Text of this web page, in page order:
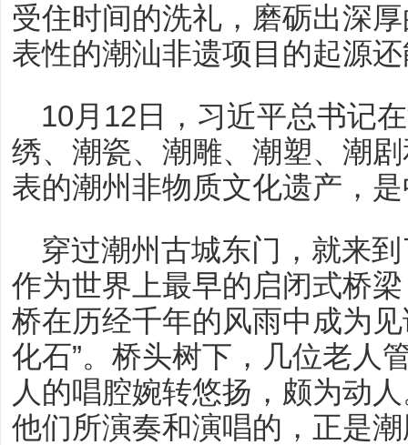
受住时间的洗礼，磨砺出深
表性的潮汕非遗项目的起源
10月12日，习近平总书记
绣、潮瓷、潮雕、潮塑、潮
表的潮州非物质文化遗产，
穿过潮州古城东门，就来
作为世界上最早的启闭式桥
桥在历经千年的风雨中成为
化石”。桥头树下，几位老人
人的唱腔婉转悠扬，颇为动
他们所演奏和演唱的，正是